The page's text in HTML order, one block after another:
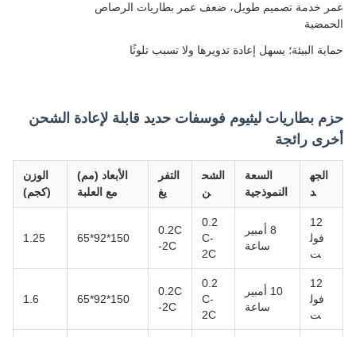
عمر خدمة تصميم طويل، ضعف عمر بطاريات الرصاص
الحمضية
حماية البيئة؛ يسهل إعادة تدويرها ولا تسبب تلوثًا
حزم بطاريات ليثيوم فوسفات حديد قابلة لإعادة الشحن
أخرى رائجة
الجه
د
السعة
النموذجية
الشح
ن
التفر
يغ
الأبعاد (مم)
مع العلبة
الوزن
(كجم)
12
فول
ت
8 أمبير
ساعة
0.2
C-
2C
0.2C
-2C
150*92*65
1.25
12
فول
ت
10 أمبير
ساعة
0.2
C-
2C
0.2C
-2C
150*92*65
1.6